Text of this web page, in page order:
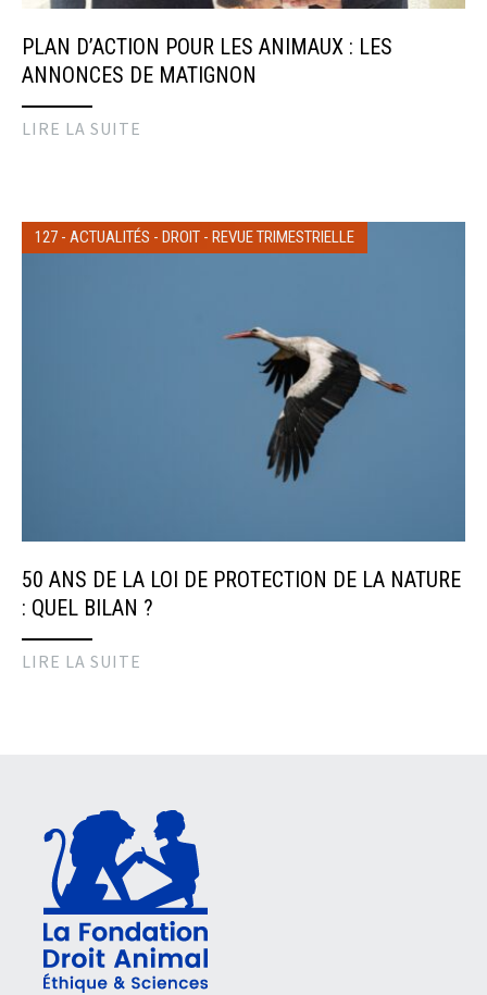
PLAN D’ACTION POUR LES ANIMAUX : LES
ANNONCES DE MATIGNON
LIRE LA SUITE
127 - ACTUALITÉS - DROIT - REVUE TRIMESTRIELLE
50 ANS DE LA LOI DE PROTECTION DE LA NATURE
: QUEL BILAN ?
LIRE LA SUITE